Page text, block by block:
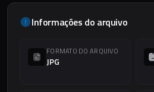
Informações do arquivo
FORMATO DO ARQUIVO
JPG